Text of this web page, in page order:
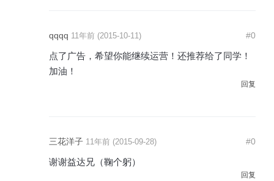
qqqq 11年前 (2015-10-11) #0
点了广告，希望你能继续运营！还推荐给了同学！
加油！
回复
三花洋子 11年前 (2015-09-28) #0
谢谢益达兄（鞠个躬）
回复